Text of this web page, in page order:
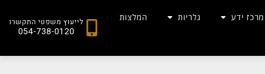
מרכז ידע גלריות
המלצות
לייעוץ משפטי התקשרו
054-738-0120